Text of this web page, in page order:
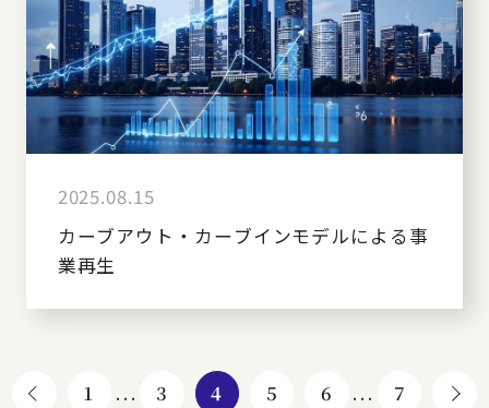
2025.08.15
カーブアウト・カーブインモデルによる事
業再生
1 ... 3 4 5 6 ... 7